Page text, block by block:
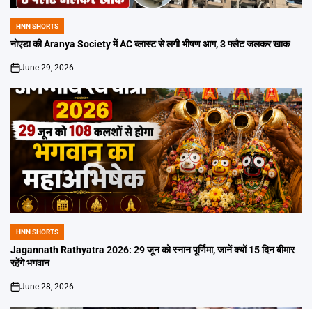
POSTED
IN
HNN SHORTS
नोएडा की Aranya Society में AC ब्लास्ट से लगी भीषण आग, 3 फ्लैट जलकर खाक
on
June 29, 2026
POSTED
IN
HNN SHORTS
Jagannath Rathyatra 2026: 29 जून को स्नान पूर्णिमा, जानें क्यों 15 दिन बीमार
रहेंगे भगवान
on
June 28, 2026